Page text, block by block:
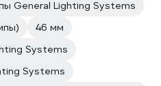
General Lighting Systems
46 мм
Systems
Systems